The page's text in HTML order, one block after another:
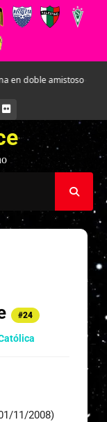
amistoso en el CAR
FLICKR
#24
11/2008)